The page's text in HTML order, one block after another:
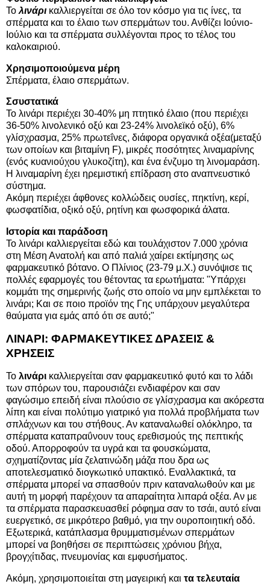
Το λινάρι καλλιεργείται σε όλο τον κόσμο για τις ίνες, τα
σπέρματα και το έλαιο των σπερμάτων του. Ανθίζει Ιούνιο-
Ιούλιο και τα σπέρματα συλλέγονται προς το τέλος του
καλοκαιριού.
Χρησιμοποιούμενα μέρη
Σπέρματα, έλαιο σπερμάτων.
Σσυστατικά
Το λινάρι περιέχει 30-40% μη πτητικό έλαιο (που περιέχει
36-50% λινολενικό οξύ και 23-24% λινολεϊκό οξύ), 6%
γλίσχρασμα, 25% πρωτεΐνες, διάφορα οργανικά οξέα(μεταξύ
των οποίων και βιταμίνη F), μικρές ποσότητες λιναμαρίνης
(ενός κυανιούχου γλυκοζίτη), και ένα ένζυμο τη λινομαράση.
Η λιναμαρίνη έχει ηρεμιστική επίδραση στο αναπνευστικό
σύστημα.
Ακόμη περιέχει άφθονες κολλώδεις ουσίες, πηκτίνη, κερί,
φωσφατίδια, οξικό οξύ, ρητίνη και φωσφορικά άλατα.
Ιστορία και παράδοση
Το λινάρι καλλιεργείται εδώ και τουλάχιστον 7.000 χρόνια
στη Μέση Ανατολή και από παλιά χαίρει εκτίμησης ως
φαρμακευτικό βότανο. Ο Πλίνιος (23-79 μ.Χ.) συνόψισε τις
πολλές εφαρμογές του θέτοντας τα ερωτήματα: "Υπάρχει
κομμάτι της σημερινής ζωής στο οποίο να μην εμπλέκεται το
λινάρι; Και σε ποιο προϊόν της Γης υπάρχουν μεγαλύτερα
θαύματα για εμάς από ότι σε αυτό;"
ΛΙΝΑΡΙ: ΦΑΡΜΑΚΕΥΤΙΚΕΣ ΔΡΑΣΕΙΣ &
ΧΡΗΣΕΙΣ
Το λινάρι καλλιεργείται σαν φαρμακευτικό φυτό και το λάδι
των σπόρων του, παρουσιάζει ενδιαφέρον και σαν
φαγώσιμο επειδή είναι πλούσιο σε γλίσχρασμα και ακόρεστα
λίπη και είναι πολύτιμο γιατρικό για πολλά προβλήματα των
σπλάχνων και του στήθους. Αν καταναλωθεί ολόκληρο, τα
σπέρματα καταπραΰνουν τους ερεθισμούς της πεπτικής
οδού. Απορροφούν τα υγρά και τα φουσκώματα,
σχηματίζοντας μία ζελατινώδη μάζα που δρα ως
αποτελεσματικό διογκωτικό υπακτικό. Εναλλακτικά, τα
σπέρματα μπορεί να σπασθούν πριν καταναλωθούν και με
αυτή τη μορφή παρέχουν τα απαραίτητα λιπαρά οξέα. Αν με
τα σπέρματα παρασκευασθεί ρόφημα σαν το τσάι, αυτό είναι
ευεργετικό, σε μικρότερο βαθμό, για την ουροποιητική οδό.
Εξωτερικά, κατάπλασμα θρυμματισμένων σπερμάτων
μπορεί να βοηθήσει σε περιπτώσεις χρόνιου βήχα,
βρογχίτιδας, πνευμονίας και εμφυσήματος.
Ακόμη, χρησιμοποιείται στη μαγειρική και τα τελευταία